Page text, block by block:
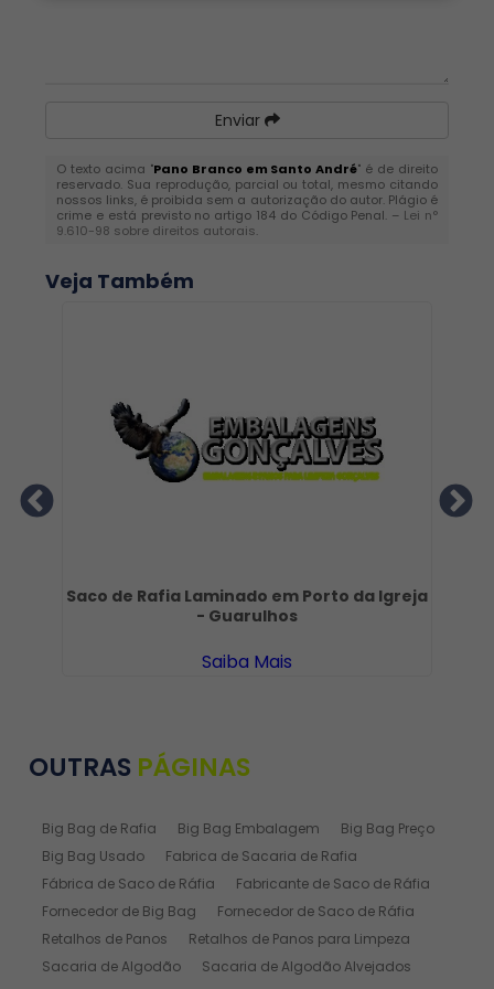
Enviar
O texto acima "Pano Branco em Santo André" é de direito
reservado. Sua reprodução, parcial ou total, mesmo citando
nossos links, é proibida sem a autorização do autor. Plágio é
crime e está previsto no artigo 184 do Código Penal. – Lei n°
9.610-98 sobre direitos autorais.
Veja Também
Saco de Rafia Laminado em Porto da Igreja
- Guarulhos
Saiba Mais
OUTRAS PÁGINAS
Big Bag de Rafia Big Bag Embalagem
Big Bag Preço
Big Bag Usado
Fabrica de Sacaria de Rafia
Fábrica de Saco de Ráfia
Fabricante de Saco de Ráfia
Fornecedor de Big Bag
Fornecedor de Saco de Ráfia
Retalhos de Panos
Retalhos de Panos para Limpeza
Sacaria de Algodão
Sacaria de Algodão Alvejados